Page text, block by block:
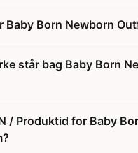
Baby Born Newborn
står bag Baby Born
/ Produktid for Baby